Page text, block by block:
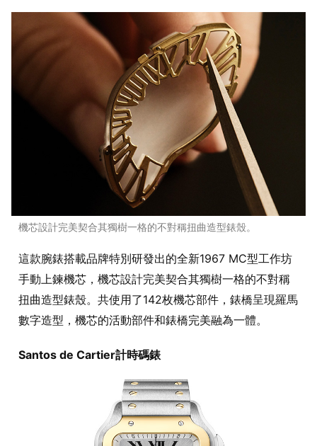
機芯設計完美契合其獨樹一格的不對稱扭曲造型錶殼。
這款腕錶搭載品牌特別研發出的全新1967 MC型工作坊
手動上鍊機芯，機芯設計完美契合其獨樹一格的不對稱
扭曲造型錶殼。共使用了142枚機芯部件，錶橋呈現羅馬
數字造型，機芯的活動部件和錶橋完美融為一體。
Santos de Cartier計時碼錶